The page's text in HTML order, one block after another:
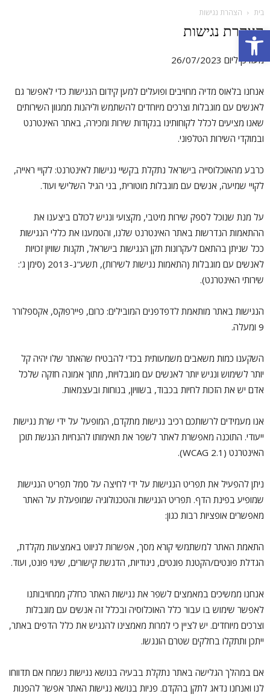
פתח סרגל נגישות
בית הצהרת נגישות
הצהרת נגישות
מעודכן ליום 26/07/2023
אנחנו בלאוס מדיה מחויבים ופועלים למען קידום הנגישות כדי לאפשר גם
לאנשים עם מוגבלות וצרכים מיוחדים להשתמש וליהנות ממגוון השירותים
שאנו מציעים לכלל לקוחותינו בנקודות שירות ומכירה, באתר האינטרנט
ובמוקדי השירות הטלפוני.
כרבע מהאוכלוסייה בישראל נתקלת בקשיי נגישות לאינטרנט: לקויי ראייה,
לקויי שמיעה, אנשים עם מוגבלות מוטורית, בני הגיל השלישי ועוד.
על מנת שנוכל לספק שירות מיטבי, מקצועי ונגיש לכולם ביצענו את
ההתאמות הנדרשות באתר האינטרנט שלנו, והטמענו את כללי הנגישות
ככל שניתן בהתאם לעקרונות תקן הנגישות בישראל, תקנות שוויון זכויות
לאנשים עם מוגבלות (התאמות נגישות לשירות), תשע"ג-2013 (סימן ג':
שירותי האינטרנט).
הנגישות באתר מותאמת לדפדפנים המובילים: כרום, פיירפוקס, אקספלורר
9 ומעלה.
השקענו כמות משאבים משמעותית בכדי להבטיח שהאתר שלו יהיה קל
יותר לשימוש ונגיש יותר לאנשים עם מוגבלויות, מתוך אמונה חזקה שלכל
אדם יש את הזכות לחיות בכבוד, בשוויון, בנוחות ובעצמאות.
אנו מעמידים לרשותכם רכיב נגישות מתקדם, המופעל על ידי שרת נגישות
ייעודי. התוכנה מאפשרת לאתר לשפר את תאימותו להנחיות הנגשת תוכן
האינטרנט (WCAG 2.1).
ניתן להפעיל את תפריט הנגישות על ידי לחיצה על סמל תפריט הנגישות
שמופיע בפינת הדף. תפריט הנגישות והטכנולוגיה שמופעלת על האתר
מאפשרים אופציות רבות כגון:
התאמת האתר למשתמשי קורא מסך, אפשרות לניווט באמצעות מקלדת,
הגדלת פונטים/הקטנת פונטים, ניגודיות, הדגשת קישורים, שינוי פונט, ועוד.
אנחנו ממשיכים במאמצים לשפר את נגישות האתר כחלק ממחויבותנו
לאפשר שימוש בו עבור כלל האוכלוסיה ובכלל זה אנשים עם מוגבלות
וצרכים מיוחדים. יש לציין כי למרות מאמצינו להנגיש את כלל הדפים באתר,
ייתכן ותתקלו בחלקים שטרם הונגשו.
אם במהלך הגלישה באתר נתקלת בבעיה בנושא נגישות נשמח אם תדווחו
לנו ואנחנו נדאג לתקן בהקדם. פניות בנושא נגישות האתר אפשר להפנות